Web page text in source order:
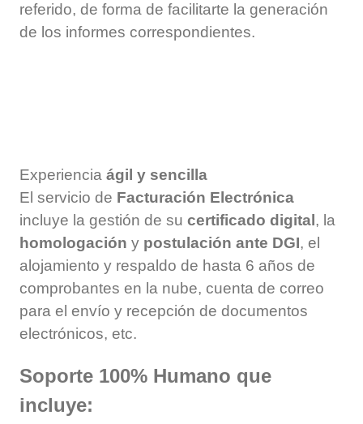
referido, de forma de facilitarte la generación
de los informes correspondientes.
Experiencia ágil y sencilla
El servicio de Facturación Electrónica
incluye la gestión de su certificado digital , la
homologación y postulación ante DGI, el
alojamiento y respaldo de hasta 6 años de
comprobantes en la nube, cuenta de correo
para el envío y recepción de documentos
electrónicos, etc.
Soporte 100% Humano que
incluye: